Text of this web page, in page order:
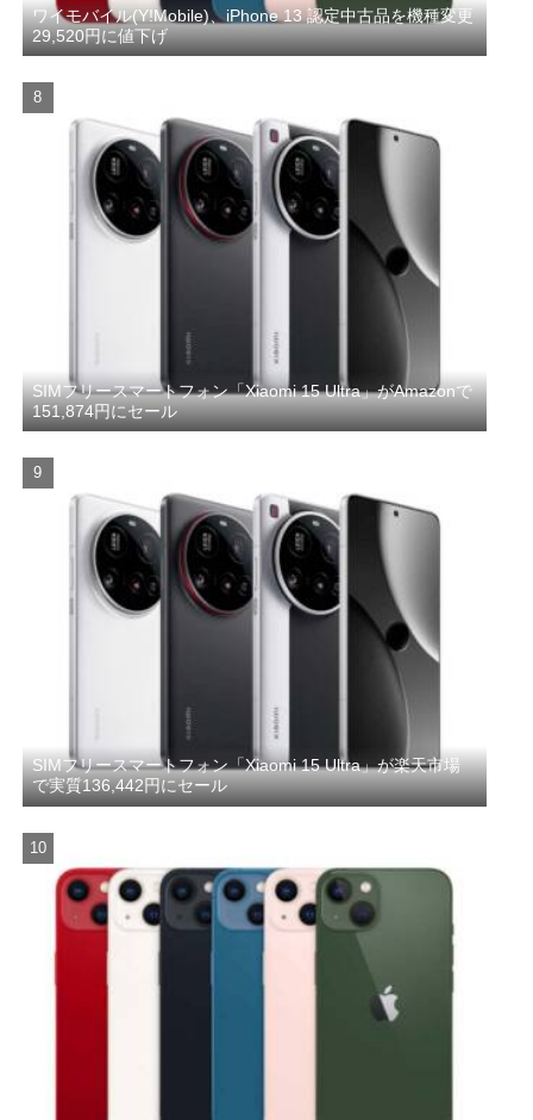
ワイモバイル(Y!Mobile)、iPhone 13 認定中古品を機種変更
29,520円に値下げ
SIMフリースマートフォン「Xiaomi 15 Ultra」がAmazonで
151,874円にセール
SIMフリースマートフォン「Xiaomi 15 Ultra」が楽天市場
で実質136,442円にセール